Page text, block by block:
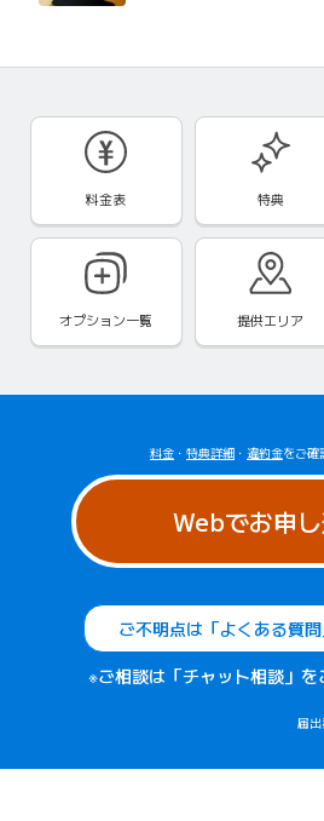
料金表 特典
オプション一覧 提供エリア
料金 ・ 特典詳細 ・ 違約金をご確
Webでお申
ご不明点は「よくある質
※ご相談は「チャット相談」を
届